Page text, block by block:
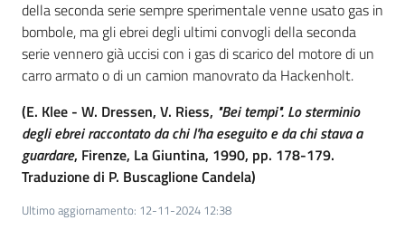
della seconda serie sempre sperimentale venne usato gas in
bombole, ma gli ebrei degli ultimi convogli della seconda
serie vennero già uccisi con i gas di scarico del motore di un
carro armato o di un camion manovrato da Hackenholt.
(E. Klee - W. Dressen, V. Riess, "Bei tempi". Lo sterminio
degli ebrei raccontato da chi l'ha eseguito e da chi stava a
guardare, Firenze, La Giuntina, 1990, pp. 178-179.
Traduzione di P. Buscaglione Candela)
Ultimo aggiornamento: 12-11-2024 12:38